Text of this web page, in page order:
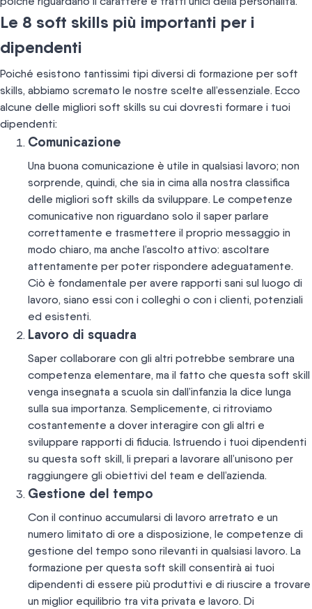
Le 8 soft skills più importanti per i
dipendenti
Poiché esistono tantissimi tipi diversi di formazione per soft
skills, abbiamo scremato le nostre scelte all’essenziale. Ecco
alcune delle migliori soft skills su cui dovresti formare i tuoi
dipendenti:
Comunicazione
Una buona comunicazione è utile in qualsiasi lavoro; non
sorprende, quindi, che sia in cima alla nostra classifica
delle migliori soft skills da sviluppare. Le competenze
comunicative non riguardano solo il saper parlare
correttamente e trasmettere il proprio messaggio in
modo chiaro, ma anche l’ascolto attivo: ascoltare
attentamente per poter rispondere adeguatamente.
Ciò è fondamentale per avere rapporti sani sul luogo di
lavoro, siano essi con i colleghi o con i clienti, potenziali
ed esistenti.
Lavoro di squadra
Saper collaborare con gli altri potrebbe sembrare una
competenza elementare, ma il fatto che questa soft skill
venga insegnata a scuola sin dall’infanzia la dice lunga
sulla sua importanza. Semplicemente, ci ritroviamo
costantemente a dover interagire con gli altri e
sviluppare rapporti di fiducia. Istruendo i tuoi dipendenti
su questa soft skill, li prepari a lavorare all’unisono per
raggiungere gli obiettivi del team e dell’azienda.
Gestione del tempo
Con il continuo accumularsi di lavoro arretrato e un
numero limitato di ore a disposizione, le competenze di
gestione del tempo sono rilevanti in qualsiasi lavoro. La
formazione per questa soft skill consentirà ai tuoi
dipendenti di essere più produttivi e di riuscire a trovare
un miglior equilibrio tra vita privata e lavoro. Di